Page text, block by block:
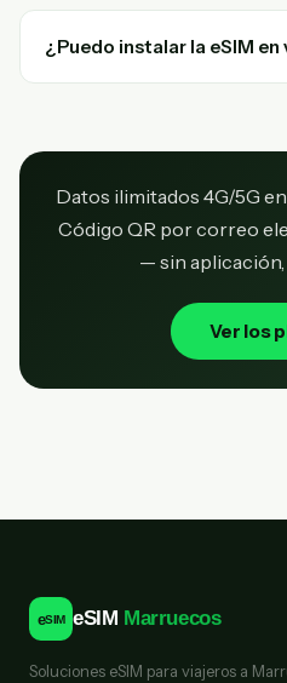
¿Puedo instalar la eSIM
Datos ilimitados 4G/5G
Código QR por correo
— sin aplicación,
Ver los
eSIM eSIM Marruecos
Soluciones eSIM para viajeros a